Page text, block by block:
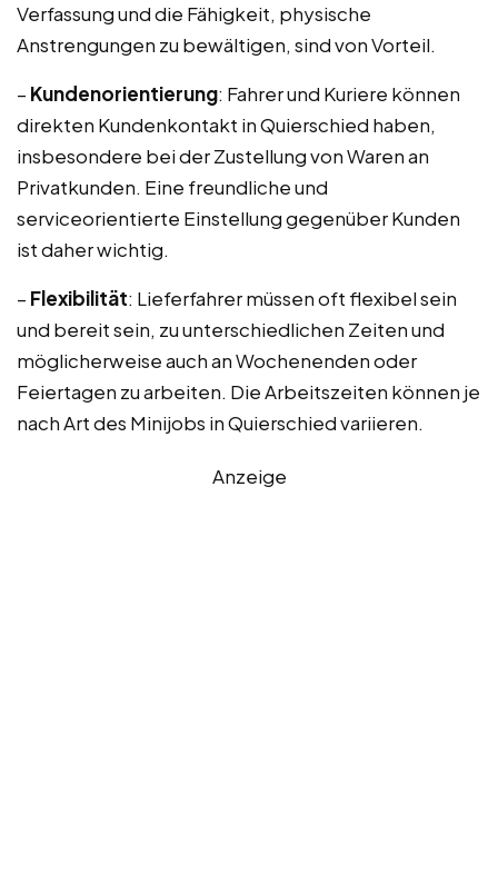
Verfassung und die Fähigkeit, physische
Anstrengungen zu bewältigen, sind von Vorteil.
– Kundenorientierung: Fahrer und Kuriere können
direkten Kundenkontakt in Quierschied haben,
insbesondere bei der Zustellung von Waren an
Privatkunden. Eine freundliche und
serviceorientierte Einstellung gegenüber Kunden
ist daher wichtig.
– Flexibilität: Lieferfahrer müssen oft flexibel sein
und bereit sein, zu unterschiedlichen Zeiten und
möglicherweise auch an Wochenenden oder
Feiertagen zu arbeiten. Die Arbeitszeiten können je
nach Art des Minijobs in Quierschied variieren.
Anzeige